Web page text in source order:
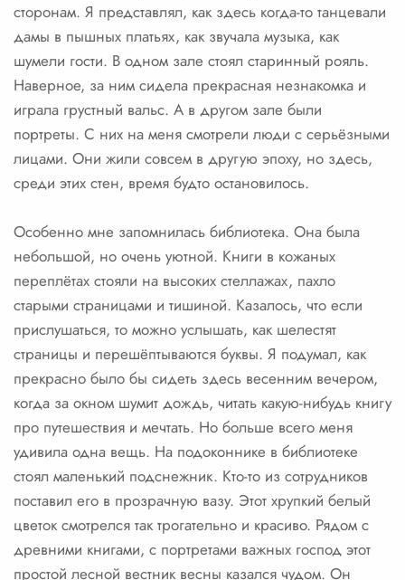
сторонам. Я представлял, как здесь когда-то танцевали
дамы в пышных платьях, как звучала музыка, как
шумели гости. В одном зале стоял старинный рояль.
Наверное, за ним сидела прекрасная незнакомка и
играла грустный вальс. А в другом зале были
портреты. С них на меня смотрели люди с серьёзными
лицами. Они жили совсем в другую эпоху, но здесь,
среди этих стен, время будто остановилось.
Особенно мне запомнилась библиотека. Она была
небольшой, но очень уютной. Книги в кожаных
переплётах стояли на высоких стеллажах, пахло
старыми страницами и тишиной. Казалось, что если
прислушаться, то можно услышать, как шелестят
страницы и перешёптываются буквы. Я подумал, как
прекрасно было бы сидеть здесь весенним вечером,
когда за окном шумит дождь, читать какую-нибудь книгу
про путешествия и мечтать. Но больше всего меня
удивила одна вещь. На подоконнике в библиотеке
стоял маленький подснежник. Кто-то из сотрудников
поставил его в прозрачную вазу. Этот хрупкий белый
цветок смотрелся так трогательно и красиво. Рядом с
древними книгами, с портретами важных господ этот
простой лесной вестник весны казался чудом. Он